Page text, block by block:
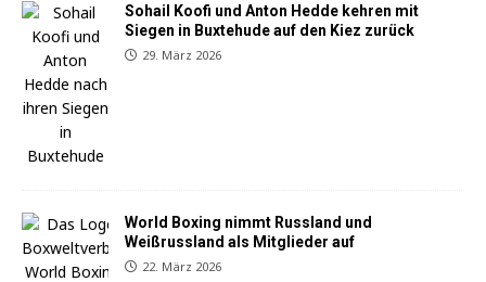
Sohail Koofi und Anton Hedde kehren mit
Siegen in Buxtehude auf den Kiez zurück
29. März 2026
World Boxing nimmt Russland und
Weißrussland als Mitglieder auf
22. März 2026